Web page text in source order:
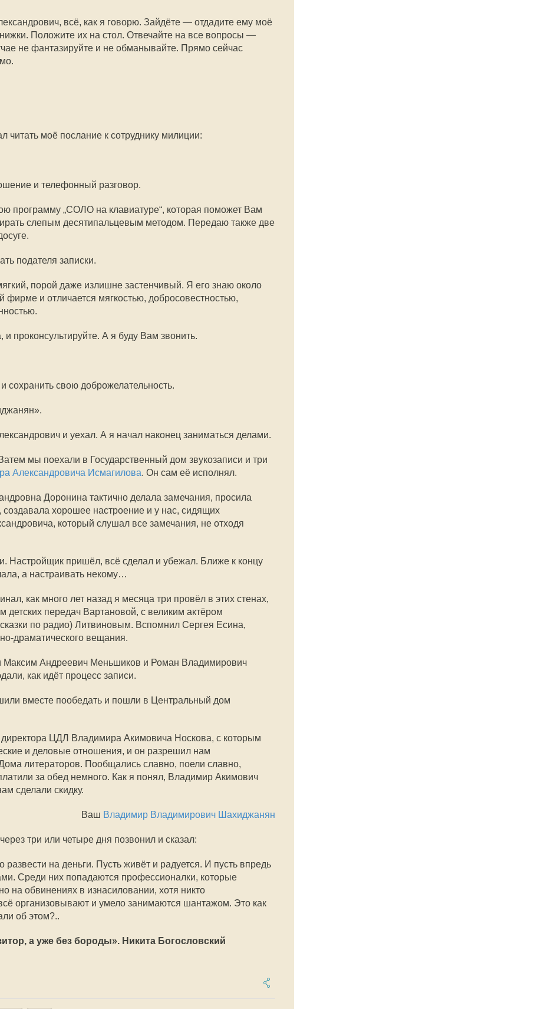
всё, как я говорю. Зайдёте — отдадите ему моё
Положите их на стол. Отвечайте на все вопросы —
не фантазируйте и не обманывайте. Прямо сейчас
читать моё послание к сотруднику милиции:
и телефонный разговор.
программу „СОЛО на клавиатуре“, которая поможет Вам
слепым десятипальцевым методом. Передаю также две
подателя записки.
порой даже излишне застенчивый. Я его знаю около
фирме и отличается мягкостью, добросовестностью,
проконсультируйте. А я буду Вам звонить.
свою доброжелательность.
и уехал. А я начал наконец заниматься делами.
мы поехали в Государственный дом звукозаписи и три
Александровича Исмагилова. Он сам её исполнял.
Доронина тактично делала замечания, просила
создавала хорошее настроение и у нас, сидящих
который слушал все замечания, не отходя
Настройщик пришёл, всё сделал и убежал. Ближе к концу
а настраивать некому…
как много лет назад я месяца три провёл в этих стенах,
детских передач Вартановой, с великим актёром
по радио) Литвиновым. Вспомнил Сергея Есина,
драматического вещания.
Максим Андреевич Меньшиков и Роман Владимирович
как идёт процесс записи.
вместе пообедать и пошли в Центральный дом
ЦДЛ Владимира Акимовича Носкова, с которым
и деловые отношения, и он разрешил нам
литераторов. Пообщались славно, поели славно,
за обед немного. Как я понял, Владимир Акимович
сделали скидку.
Ваш Владимир Владимирович Шахиджанян
три или четыре дня позвонил и сказал:
на деньги. Пусть живёт и радуется. И пусть впредь
Среди них попадаются профессионалки, которые
на обвинениях в изнасиловании, хотя никто
организовывают и умело занимаются шантажом. Это как
об этом?..
а уже без бороды». Никита Богословский